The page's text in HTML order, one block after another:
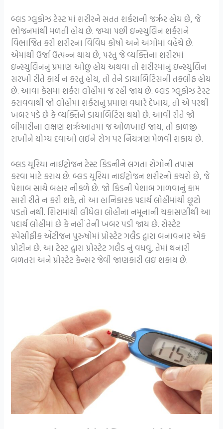
બ્લડ ગ્લુકોઝ ટેસ્ટ માં શરીરને સતત શર્કરાની જરૃર હોય છે, જે
ભોજનમાંથી મળતી હોય છે. જમ્યા પછી ઇન્સ્યુલિન શર્કરાને
વિભાજિત કરી શરીરના વિવિધ કોષો અને અંગોમાં વહેંચે છે.
એમાંથી ઉર્જા ઉત્પન્ન થાય છે, પરંતુ જે વ્યક્તિના શરીરમાં
ઇન્સ્યુલિનનું પ્રમાણ ઓછું હોય અથવા તો શરીરમાંનું ઇન્સ્યુલિન
સરખી રીતે કાર્ય ન કરતું હોય, તો તેને ડાયાબિટિસની તકલીફ હોય
છે. આવા કેસમાં શર્કરા લોહીમાં જ રહી જાય છે. બ્લડ ગ્લૂકોઝ ટેસ્ટ
કરાવવાથી જો લોહીમાં શર્કરાનું પ્રમાણ વધારે દેખાય, તો એ પરથી
ખબર પડે છે કે વ્યક્તિને ડાયાબિટિસ થયો છે. આવી રીતે જો
બીમારીનાં લક્ષણ શરૃઆતમાં જ ઓળખાઈ જાય, તો કાળજી
રાખીને યોગ્ય દવાઓ લઈને રોગ પર નિયંત્રણ મેળવી શકાય છે.
બ્લડ યૂરિયા નાઈટ્રોજન ટેસ્ટ કિડનીને લગતા રોગોની તપાસ
કરવા માટે કરાય છે. બ્લડ યૂરિયા નાઈટ્રોજન શરીરનો કચરો છે, જે
પેશાબ સાથે બહાર નીકળે છે. જો કિડની પેશાબ ગાળવાનું કામ
સારી રીતે ન કરી શકે, તો આ હાનિકારક પદાર્થ લોહીમાંથી છૂટો
પડતો નથી. શિરામાંથી લીધેલા લોહીના નમૂનાની ચકાસણીથી આ
પદાર્થ લોહીમાં છે કે નહીં તેની ખબર પડી જાય છે. રોસ્ટેટ
સ્પેસીફીક એંટીજન પુરુષોમાં પ્રોસ્ટેટ ગલૈડ દ્વારા બનાવનાર એક
પ્રોટીન છે. આ ટેસ્ટ દ્વારા પ્રોસ્ટેટ ગલૈડ નું વધવું, તેમાં થનારી
બળતરા અને પ્રોસ્ટેટ કેન્સર જેવી જાણકારી લઇ શકાય છે.